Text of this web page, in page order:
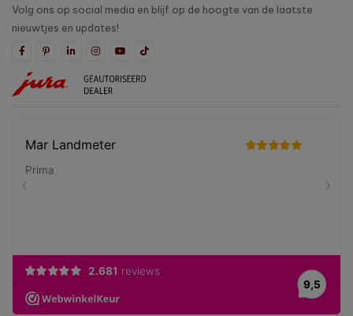
Volg ons op social media en blijf op de hoogte van de laatste
nieuwtjes en updates!